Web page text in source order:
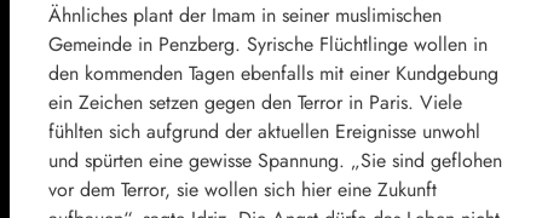
Ähnliches plant der Imam in seiner muslimischen
Gemeinde in Penzberg. Syrische Flüchtlinge wollen in
den kommenden Tagen ebenfalls mit einer Kundgebung
ein Zeichen setzen gegen den Terror in Paris. Viele
fühlten sich aufgrund der aktuellen Ereignisse unwohl
und spürten eine gewisse Spannung. „Sie sind geflohen
vor dem Terror, sie wollen sich hier eine Zukunft